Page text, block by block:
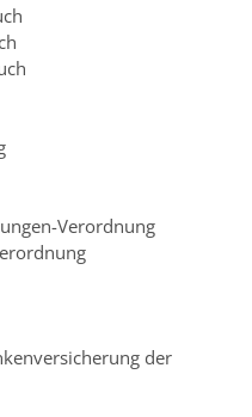
Verordnung
der